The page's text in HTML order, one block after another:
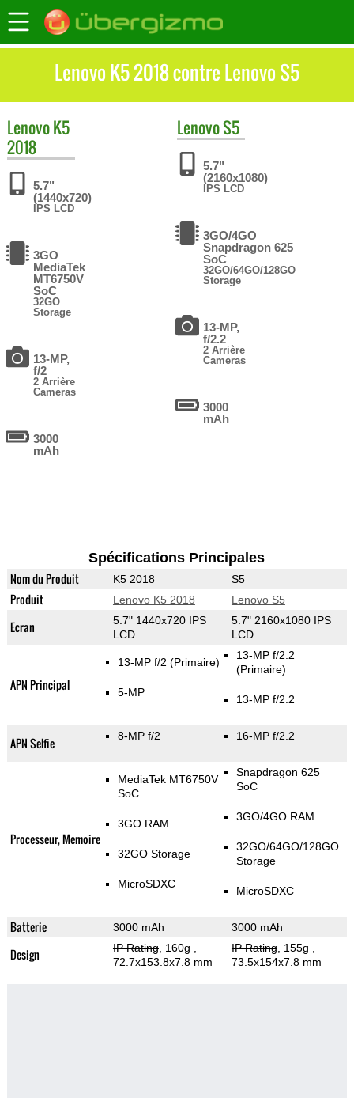
Lenovo K5 2018 contre Lenovo S5
LenovoK5
2018
5.7"
(1440x720)
IPS LCD
3GO
MediaTek
MT6750V
SoC
32GO
Storage
13-MP,
f/2
2 Arrière
Cameras
3000
mAh
LenovoS5
5.7"
(2160x1080)
IPS LCD
3GO/4GO
Snapdragon 625
SoC
32GO/64GO/128GO
Storage
13-MP,
f/2.2
2 Arrière
Cameras
3000
mAh
Spécifications Principales
Nom du Produit K5 2018 S5
Produit Lenovo K5 2018 Lenovo S5
Ecran
5.7" 1440x720 IPS
LCD
5.7" 2160x1080 IPS
LCD
APN Principal
13-MP f/2 (Primaire)
5-MP
13-MP f/2.2
(Primaire)
13-MP f/2.2
APN Selfie 8-MP f/2 16-MP f/2.2
Processeur, Memoire
MediaTek MT6750V
SoC
3GO RAM
32GO Storage
MicroSDXC
Snapdragon 625
SoC
3GO/4GO RAM
32GO/64GO/128GO
Storage
MicroSDXC
Batterie 3000 mAh 3000 mAh
Design IP Rating, 160g
72.7x153.8x7.8 mm
IP Rating, 155g
73.5x154x7.8 mm